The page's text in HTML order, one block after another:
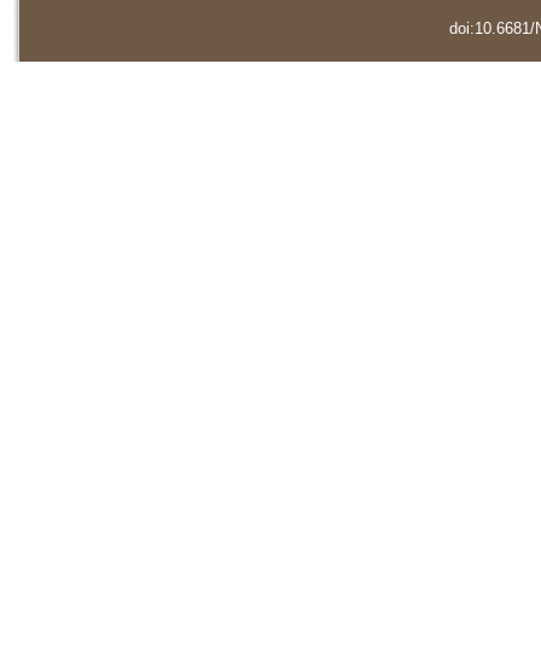
doi:10.6681/